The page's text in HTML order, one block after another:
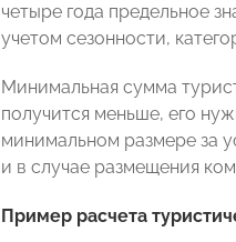
четыре года предельное
учетом сезонности,
Минимальная сумма
получится меньше, его
минимальном размере за
и в случае размещения
Пример расчета